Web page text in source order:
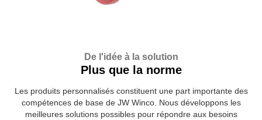
De l'idée à la solution
Plus que la norme
Les produits personnalisés constituent une part importante des
compétences de base de JW Winco. Nous développons les
meilleures solutions possibles pour répondre aux besoins